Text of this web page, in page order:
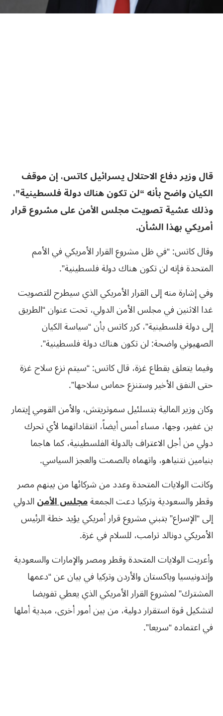
قال وزير دفاع الاحتلال يسرائيل كاتس، إن موقف
الكيان واضح بأنه “لن تكون هناك دولة فلسطينية”،
وذلك عشية تصويت مجلس الأمن على مشروع قرار
أمريكي بهذا الشأن.
وقال كاتس: “في ظل مشروع القرار الأمريكي في الأمم
المتحدة فإنه لن تكون هناك دولة فلسطينية”.
وفي إشارة منه إلى القرار الأمريكي الذي سيطرح للتصويت
غدا الاثنين في مجلس الأمن الدولي، تحت عنوان “الطريق
إلى دولة فلسطينية”، كرر كاتس بأن “سياسة الكيان
الصهيوني واضحة: لن تكون هناك دولة فلسطينية”.
وفيما يتعلق بقطاع غزة، قال كاتس: “سيتم نزع سلاح غزة
حتى النفق الأخير وستنزع حماس سلاحها”.
وكان وزير المالية بتسلئيل سموتريتش، والأمن القومي إيتمار
بن غفير، وجها، مساء أمس أيضاً، انتقاداتهما لأي تحرك
دولي من أجل الاعتراف بالدولة الفلسطينية، كما هاجما
بنيامين نتنياهو، واتهماه بالصمت والعجز السياسي.
وكانت الولايات المتحدة وعدد من شركائها من بينهم مصر
وقطر والسعودية وتركيا دعت الجمعةمجلس الأمنالدولي
إلى “الإسراع” بتبني مشروع قرار أمريكي يؤيد خطة الرئيس
الأمريكي دونالد ترامب، للسلام في غزة.
وأعربت الولايات المتحدة وقطر ومصر والإمارات والسعودية
وإندونيسيا وباكستان والأردن وتركيا في بيان عن “دعمها
المشترك” لمشروع القرار الأمريكي الذي يعطي تفويضا
لتشكيل قوة استقرار دولية، من بين أمور أخرى، مبدية أملها
في اعتماده “سريعا”.